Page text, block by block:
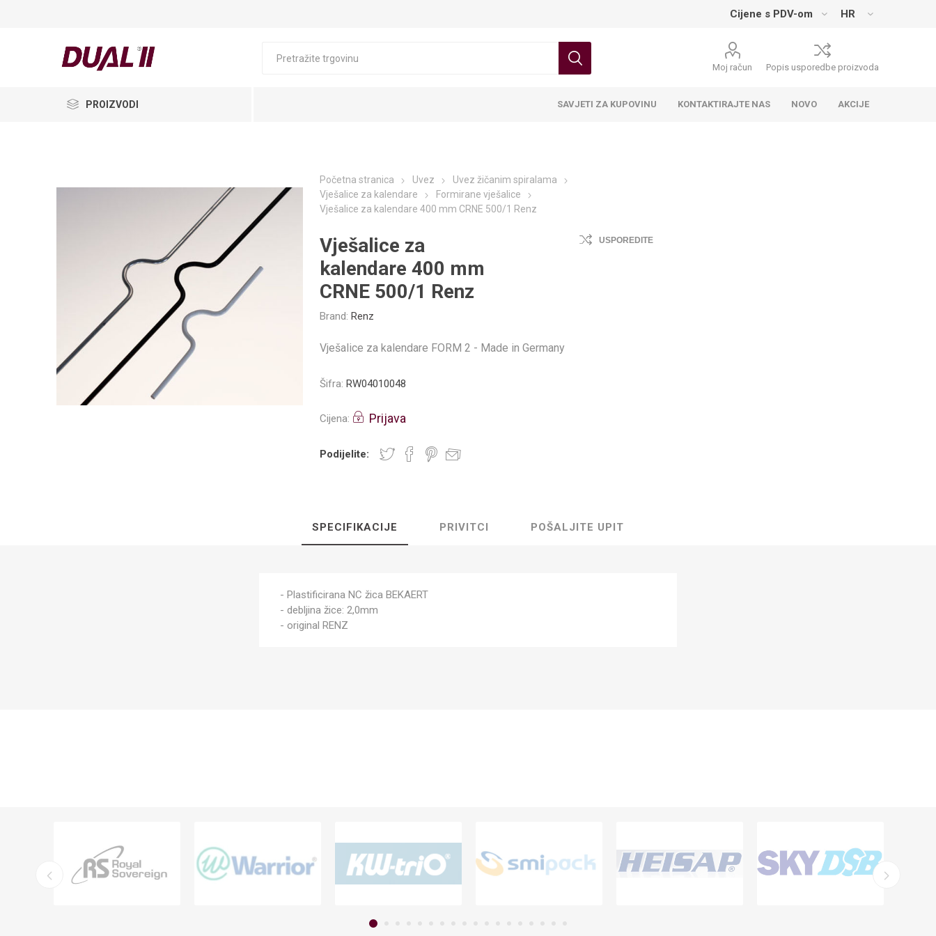
Moj račun Popis usporedbe proizvoda
PROIZVODI SAVJETI ZA KUPOVINU KONTAKTIRAJTE NAS NOVO AKCIJE
Početna stranica Uvez
Uvez žičanim spiralama
Vješalice za kalendare
Formirane vješalice
Vješalice za kalendare 400 mm CRNE 500/1 Renz
Vješalice za
kalendare 400 mm
CRNE 500/1 Renz
Brand: Renz
USPOREDITE
Vješalice za kalendare FORM 2 - Made in Germany
Šifra: RW04010048
Cijena: Prijava
Podijelite:
SPECIFIKACIJE PRIVITCI POŠALJITE UPIT
- Plastificirana NC žica BEKAERT
- debljina žice: 2,0mm
- original RENZ